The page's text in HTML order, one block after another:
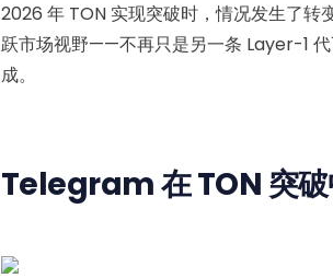
2026 年 TON 实现突破时，情况发生了转
跃市场视野——不再只是另一条 Layer-1
成。
Telegram 在 TON 突破